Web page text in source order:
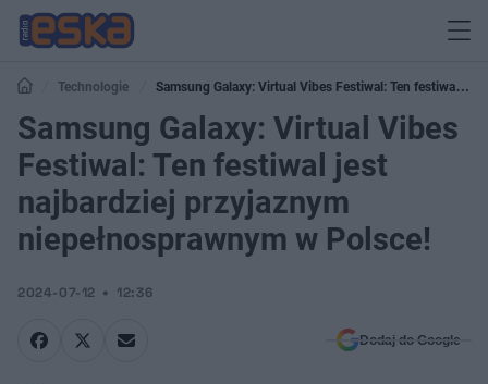
Technologie
Samsung Galaxy: Virtual Vibes Festiwal: Ten festiwal jest
najbardziej przyjaznym niepełnosprawnym w Polsce!
Samsung Galaxy: Virtual Vibes
Festiwal: Ten festiwal jest
najbardziej przyjaznym
niepełnosprawnym w Polsce!
2024-07-12 12:36
Dodaj do Google